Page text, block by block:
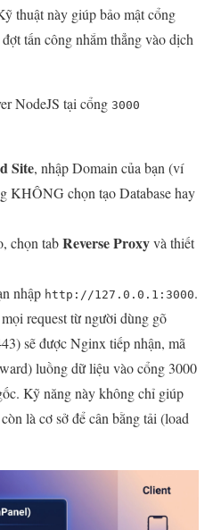
thuật này giúp bảo mật cổng
tấn công nhắm thẳng vào dịch
NodeJS tại cổng 3000
Site, nhập Domain của bạn (ví
KHÔNG chọn tạo Database hay
chọn tabReverse Proxyvà thiết
nhập http://127.0.0.1:3000.
request từ người dùng gõ
sẽ được Nginx tiếp nhận, mã
luồng dữ liệu vào cổng 3000
Kỹ năng này không chỉ giúp
là cơ sở để cân bằng tải (load